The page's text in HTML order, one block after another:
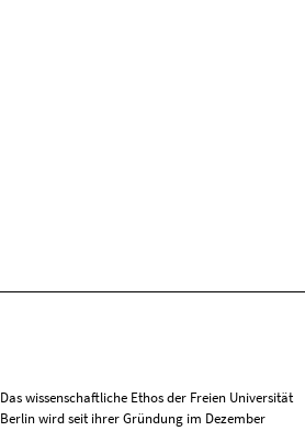
Das wissenschaftliche Ethos der Freien Universität
Berlin wird seit ihrer Gründung im Dezember